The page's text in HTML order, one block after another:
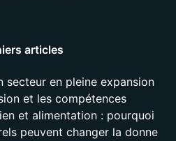
articles
secteur en pleine expansion
et les compétences
et alimentation : pourquoi
peuvent changer la donne